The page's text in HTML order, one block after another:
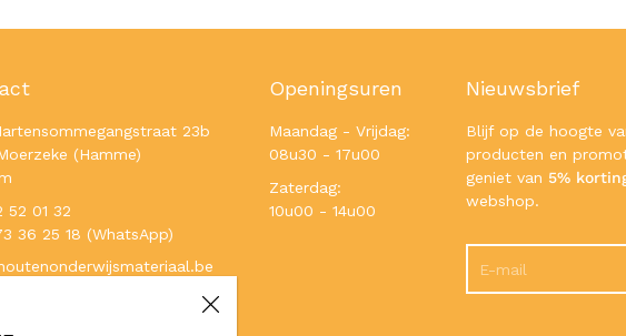
23b
(Hamme)
52 01 32
36 25 18 (WhatsApp)
Openingsuren
Maandag - Vrijdag:
08u30 - 17u00
Zaterdag:
10u00 - 14u00
Nieuwsbrief
Blijf op de hoogte
producten en
geniet van 5%
webshop.